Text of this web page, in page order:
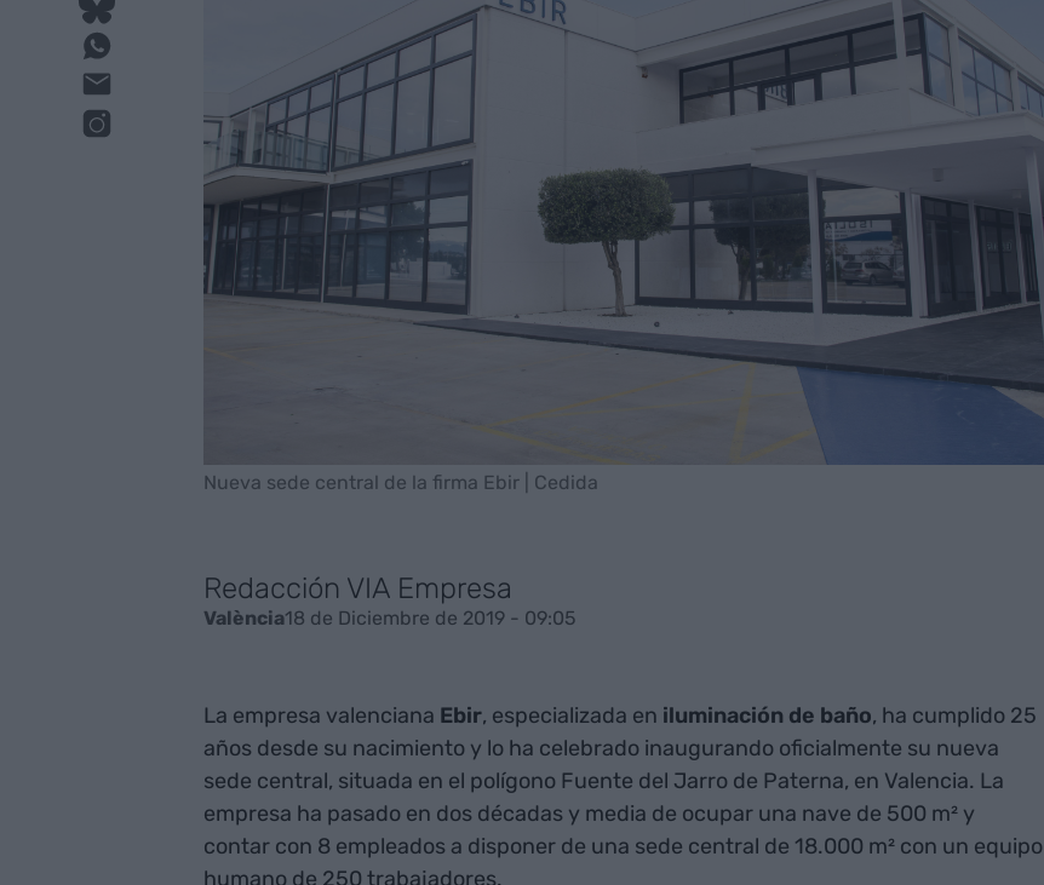
Nueva sede central de la firma Ebir | Cedida
Redacción VIA Empresa
València18 de Diciembre de 2019 - 09:05
La empresa valenciana Ebir, especializada en iluminación de baño, ha cumplido 25
años desde su nacimiento y lo ha celebrado inaugurando oficialmente su nueva
sede central, situada en el polígono Fuente del Jarro de Paterna, en Valencia. La
empresa ha pasado en dos décadas y media de ocupar una nave de 500 m² y
contar con 8 empleados a disponer de una sede central de 18.000 m² con un equipo
humano de 250 trabajadores.